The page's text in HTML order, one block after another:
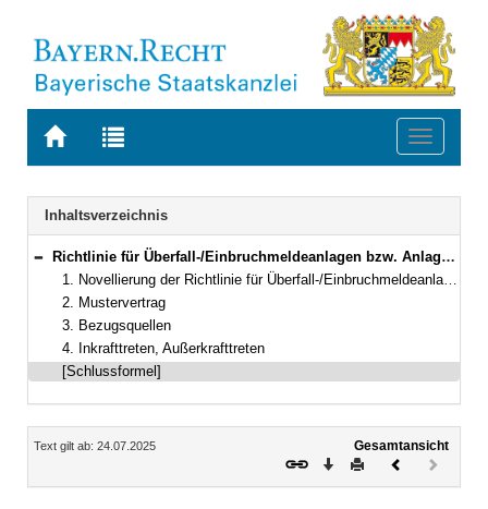
Zur
BAYERN.RECHT
Zur
letzten
Suche
Toggle
Navigation
Inhaltsverzeichnis
Bereich reduzieren
Richtlinie für Überfall-/Einbruchmeldeanlagen bzw. Anlagen für Notfälle/Gefahren mit Anschluss an die Polizei
1. Novellierung der Richtlinie für Überfall-/Einbruchmeldeanlagen bzw. Anlagen für Notfälle/Gefahren mit Anschluss an die Polizei (ÜEA) (ÜEA-Richtlinie)
2. Mustervertrag
3. Bezugsquellen
4. Inkrafttreten, Außerkrafttreten
[Schlussformel]
Inhalt
Text gilt ab: 24.07.2025
Gesamtansicht
Download
DruckenVorheriges